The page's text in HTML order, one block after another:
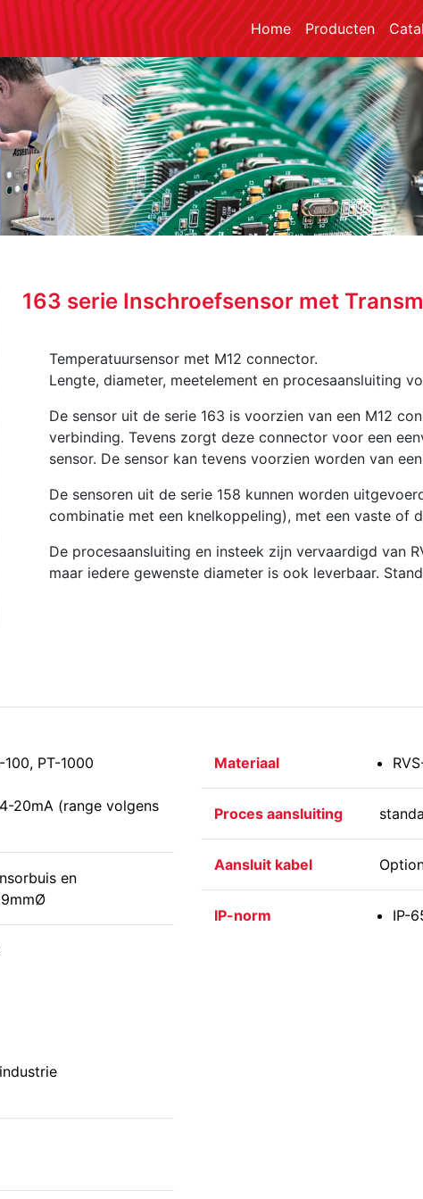
Home Producten
163 serie Inschroefsensor met
Temperatuursensor met M12 connector.
Lengte, diameter, meetelement en procesaansluiting
De sensor uit de serie 163 is voorzien van een M12
verbinding. Tevens zorgt deze connector voor een
sensor. De sensor kan tevens voorzien worden van
De sensoren uit de serie 158 kunnen worden
combinatie met een knelkoppeling), met een vaste of
De procesaansluiting en insteek zijn vervaardigd van
maar iedere gewenste diameter is ook leverbaar.
PT-1000
20mA (range volgens
en
Materiaal
Proces aansluiting
Aansluit kabel
IP-norm IP-